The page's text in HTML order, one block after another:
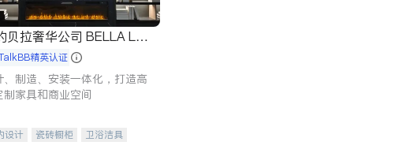
拉奢华公司 BELLA LUX
精英认证
、制造、安装一体化，打造高
制家具和商业空间
设计 瓷砖橱柜
卫浴洁具